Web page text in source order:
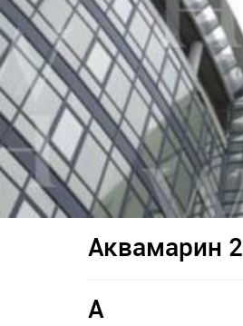
Аквамарин 2
A